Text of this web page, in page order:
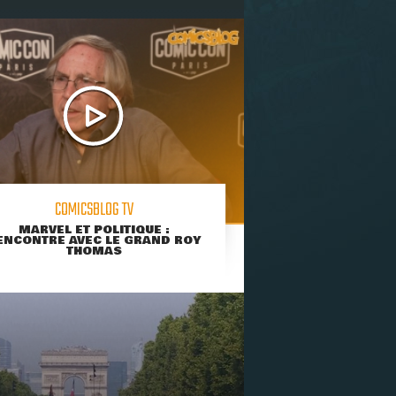
COMICSBLOG TV
MARVEL ET POLITIQUE :
AVEC LE GRAND ROY
THOMAS